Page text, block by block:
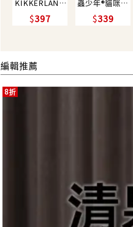
KIKKERLAND
喵星人變身道具
套組
397
蟲少年®貓咪家
庭專用浴廁清潔
劑/ 貓薄荷/ 寵
339
編輯推薦
8折